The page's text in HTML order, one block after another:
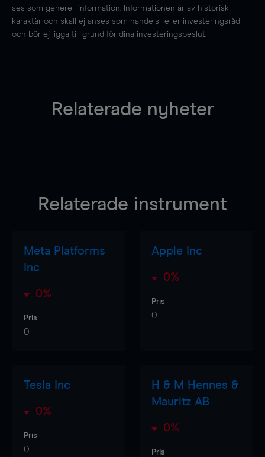
ses som generell information. Informationen är av historisk
karaktär och skall ej anses som handels- eller investeringsråd
och bör ej ligga till grund för dina investeringsbeslut.
Relaterade nyheter
Relaterade instrument
Meta Platforms
Inc
0%
Pris
0
Apple Inc
0%
Pris
0
Tesla Inc
0%
Pris
0
H & M Hennes &
Mauritz AB
0%
Pris